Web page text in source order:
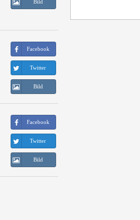
Bild
Facebook
Twitter
Bild
Facebook
Twitter
Bild